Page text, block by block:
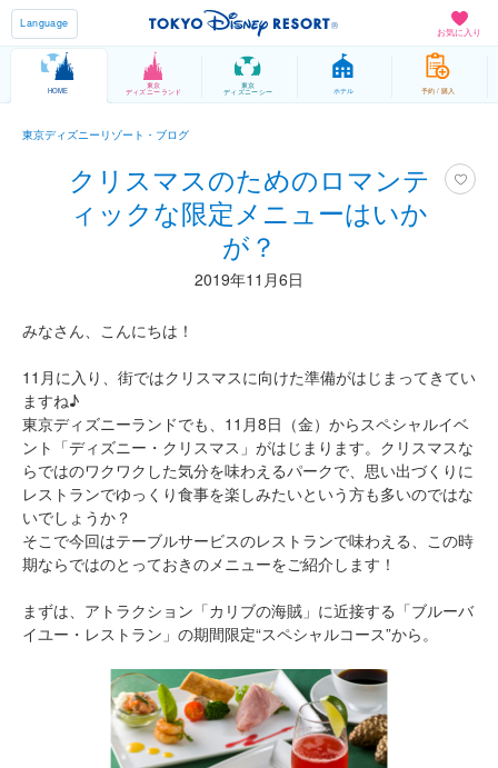
お気に入り
Language
HOME
東京
ディズニーランド
東京
ディズニーシー ホテル 予約 / 購入
東京ディズニーリゾート・ブログ
クリスマスのためのロマンテ
ィックな限定メニューはいか
が？
2019年11月6日
みなさん、こんにちは！
11月に入り、街ではクリスマスに向けた準備がはじまってきてい
ますね♪
東京ディズニーランドでも、11月8日（金）からスペシャルイベ
ント「ディズニー・クリスマス」がはじまります。クリスマスな
らではのワクワクした気分を味わえるパークで、思い出づくりに
レストランでゆっくり食事を楽しみたいという方も多いのではな
いでしょうか？
そこで今回はテーブルサービスのレストランで味わえる、この時
期ならではのとっておきのメニューをご紹介します！
まずは、アトラクション「カリブの海賊」に近接する「ブルーバ
イユー・レストラン」の期間限定“スペシャルコース”から。